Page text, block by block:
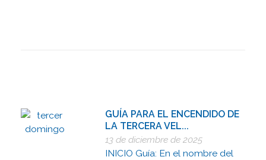
GUÍA PARA EL ENCENDIDO DE
LA TERCERA VEL...
13 de diciembre de 2025
INICIO Guía: En el nombre del